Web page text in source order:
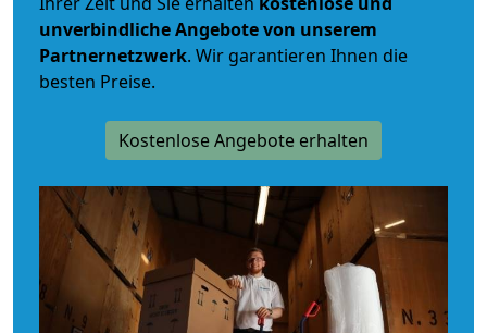
unverbindlicheAngebote von unserem
Partnernetzwerk. Wir garantieren Ihnen die
besten Preise.
Kostenlose Angebote erhalten